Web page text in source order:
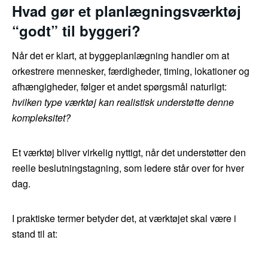
Hvad gør et planlægningsværktøj
“godt” til byggeri?
Når det er klart, at byggeplanlægning handler om at
orkestrere mennesker, færdigheder, timing, lokationer og
afhængigheder, følger et andet spørgsmål naturligt:
hvilken type værktøj kan realistisk understøtte denne
kompleksitet?
Et værktøj bliver virkelig nyttigt, når det understøtter den
reelle beslutningstagning, som ledere står over for hver
dag.
I praktiske termer betyder det, at værktøjet skal være i
stand til at: